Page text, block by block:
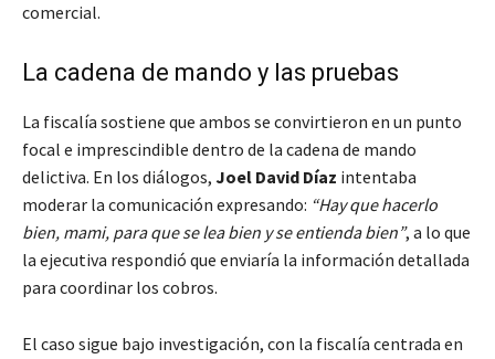
comercial.
La cadena de mando y las pruebas
La fiscalía sostiene que ambos se convirtieron en un punto
focal e imprescindible dentro de la cadena de mando
delictiva. En los diálogos, Joel David Díaz intentaba
moderar la comunicación expresando: “Hay que hacerlo
bien, mami, para que se lea bien y se entienda bien”, a lo que
la ejecutiva respondió que enviaría la información detallada
para coordinar los cobros.
El caso sigue bajo investigación, con la fiscalía centrada en